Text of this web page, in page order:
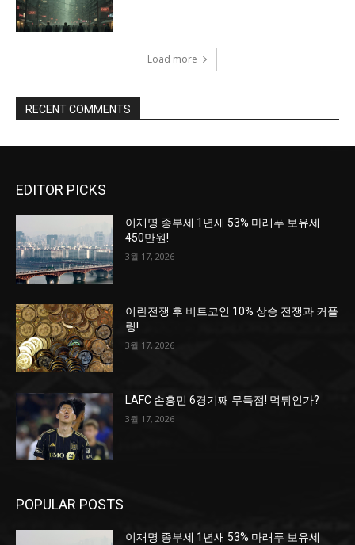
Load more
RECENT COMMENTS
EDITOR PICKS
이재명 종부세 1년새 53% 마래푸 보유세
450만원!
3월 17, 2026
이란전쟁 후 비트코인 10% 상승 전쟁과 커플
링!
3월 17, 2026
LAFC 손흥민 6경기째 무득점! 먹튀인가?
3월 17, 2026
POPULAR POSTS
이재명 종부세 1년새 53% 마래푸 보유세